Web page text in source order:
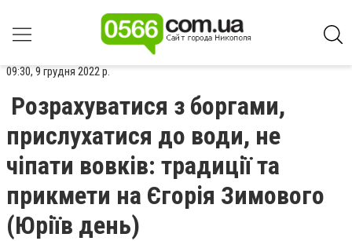
09:30, 9 грудня 2022 р.
Розрахуватися з боргами,
прислухатися до води, не
чіпати вовків: традиції та
прикмети на Єгорія Зимового
(Юріїв день)